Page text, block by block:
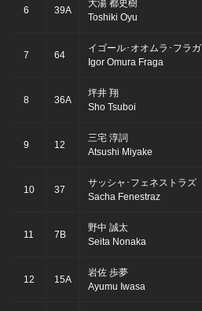
6 39A
大湯 都史樹
Toshiki Oyu
7 64
イゴール･オオムラ･フラガ
Igor Omura Fraga
8 36A
坪井 翔
Sho Tsuboi
9 12
三宅 淳詞
Atsushi Miyake
10 37
サッシャ･フェネストラズ
Sacha Fenestraz
11 7B
野中 誠太
Seita Nonaka
12 15A
岩佐 歩夢
Ayumu Iwasa